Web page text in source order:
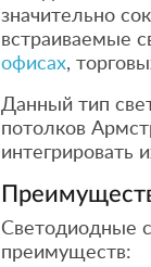
значительно
встраиваемые
офисах,
Данный тип
потолков
интегрировать
Светодиодные
преимуществ: